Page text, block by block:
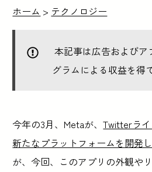
ホーム > テクノロジー
本記事は広告およびア
グラムによる収益を得
今年の3月、Metaが、Twitterラ
新たなプラットフォームを開発
が、今回、このアプリの外観や